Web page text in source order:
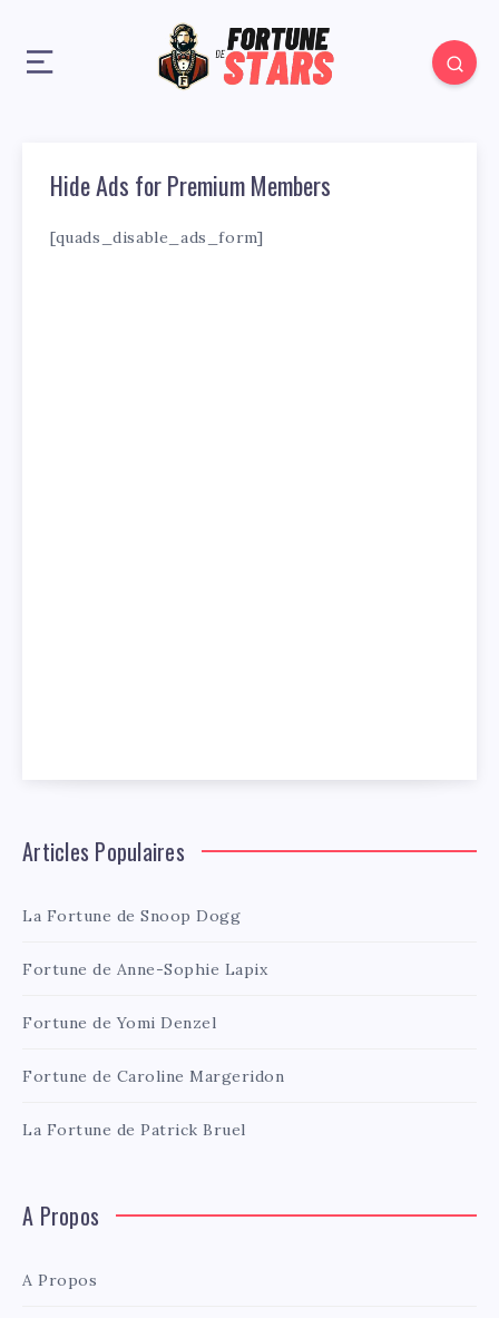
Hide Ads for Premium Members
[quads_disable_ads_form]
Articles Populaires
La Fortune de Snoop Dogg
Fortune de Anne-Sophie Lapix
Fortune de Yomi Denzel
Fortune de Caroline Margeridon
La Fortune de Patrick Bruel
A Propos
A Propos